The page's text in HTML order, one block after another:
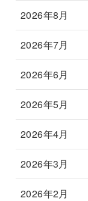
2026年8月
2026年7月
2026年6月
2026年5月
2026年4月
2026年3月
2026年2月